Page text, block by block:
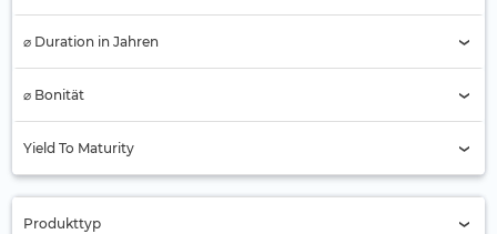
⌀ Duration in Jahren
⌀ Bonität
AA
Yield To Maturity
Produkttyp